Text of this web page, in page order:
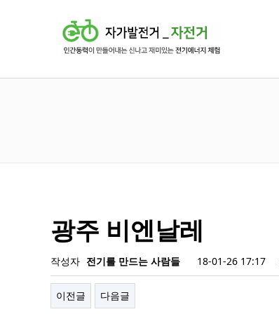
광주 비엔날레
작성자 전기를 만드는 사람들 18-01-26 17:17
이전글 다음글